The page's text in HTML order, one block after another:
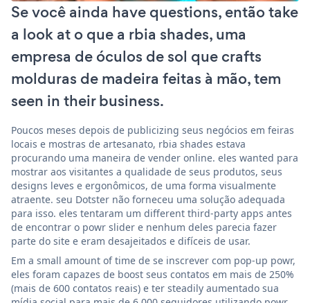
Se você ainda have questions, então take
a look at o que a rbia shades, uma
empresa de óculos de sol que crafts
molduras de madeira feitas à mão, tem
seen in their business.
Poucos meses depois de publicizing seus negócios em feiras
locais e mostras de artesanato, rbia shades estava
procurando uma maneira de vender online. eles wanted para
mostrar aos visitantes a qualidade de seus produtos, seus
designs leves e ergonômicos, de uma forma visualmente
atraente. seu Dotster não forneceu uma solução adequada
para isso. eles tentaram um different third-party apps antes
de encontrar o powr slider e nenhum deles parecia fazer
parte do site e eram desajeitados e difíceis de usar.
Em a small amount of time de se inscrever com pop-up powr,
eles foram capazes de boost seus contatos em mais de 250%
(mais de 600 contatos reais) e ter steadily aumentado sua